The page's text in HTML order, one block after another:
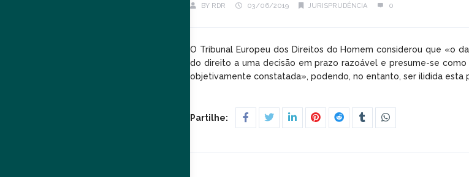
BY RDR 03/06/2019 JURISPRUDÊNCIA 0
O Tribunal Europeu dos Direitos do Homem considerou que «o
do direito a uma decisão em prazo razoável e presume-se
objetivamente constatada», podendo, no entanto, ser ilidida esta
Partilhe: